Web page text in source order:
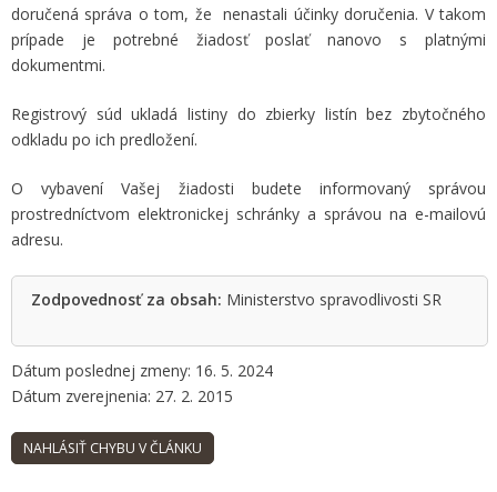
doručená správa o tom, že nenastali účinky doručenia. V takom
prípade je potrebné žiadosť poslať nanovo s platnými
dokumentmi.
Registrový súd ukladá listiny do zbierky listín bez zbytočného
odkladu po ich predložení.
O vybavení Vašej žiadosti budete informovaný správou
prostredníctvom elektronickej schránky a správou na e-mailovú
adresu.
Zodpovednosť za obsah: Ministerstvo spravodlivosti SR
Dátum poslednej zmeny: 16. 5. 2024
Dátum zverejnenia: 27. 2. 2015